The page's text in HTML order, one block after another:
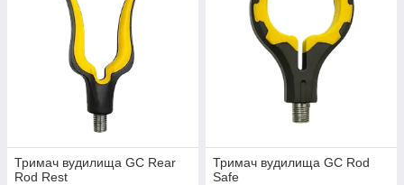
Тримач вудилища GC Rear
Rod Rest
Тримач вудилища GC Rod
Safe